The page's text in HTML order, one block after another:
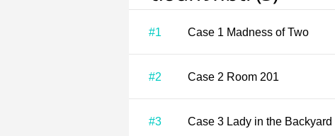
#1 Case 1 Madness of Two
#2 Case 2 Room 201
#3 Case 3 Lady in the Backyard